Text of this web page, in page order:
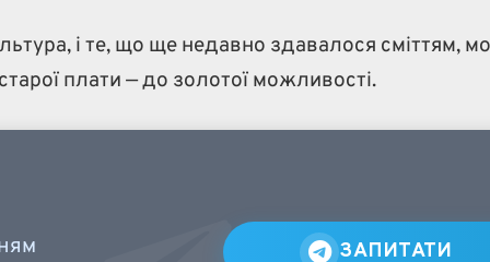
і те, що ще недавно здавалося сміттям,
плати — до золотої можливості.
ЗАПИТАТИ